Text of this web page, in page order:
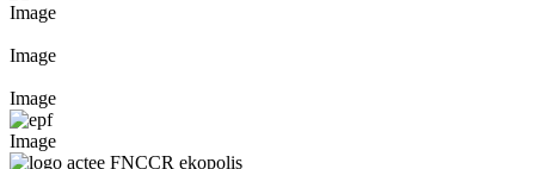
Image
Image
Image
Image